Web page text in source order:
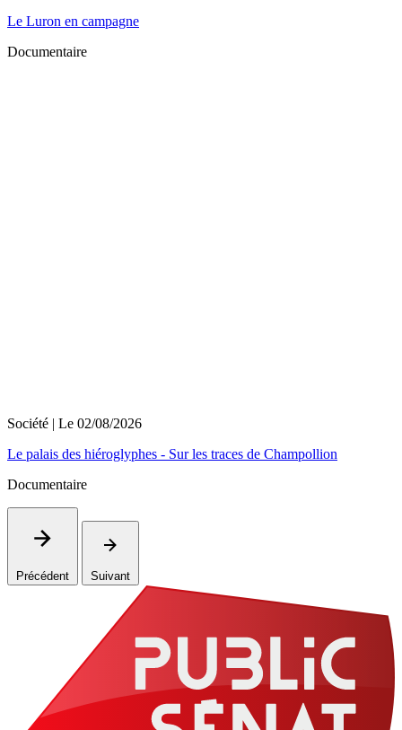
Le Luron en campagne
Documentaire
Société | Le 02/08/2026
Le palais des hiéroglyphes - Sur les traces de Champollion
Documentaire
Précédent Suivant